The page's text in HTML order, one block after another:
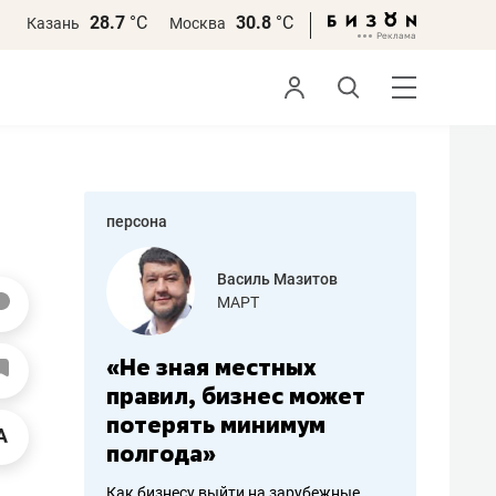
Казань 28.7 °С Москва 30.8 °С
персона
работа
Василь Мазитов
МАРТ
«Не зная местных
правил, бизнес может
потерять минимум
полгода»